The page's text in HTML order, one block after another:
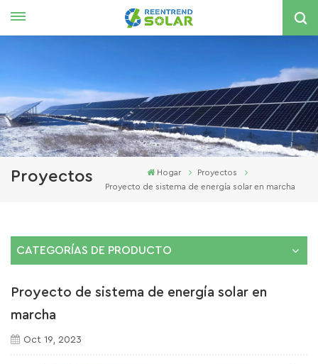
국의
Proyectos Hogar
Proyectos
Proyecto de sistema de energía solar en marcha
CATEGORÍAS DE PRODUCTO
Proyecto de sistema de energía solar en
marcha
Oct 19, 2023